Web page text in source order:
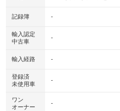
記録簿 -
輸入認定
中古車
-
輸入経路 -
登録済
未使用車
-
ワン
オーナー
-